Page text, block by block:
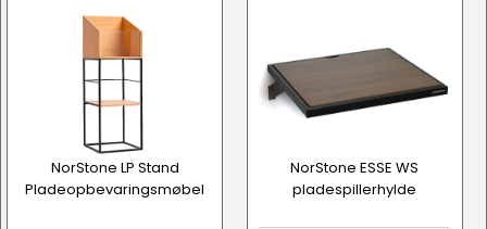
NorStone LP Stand
Pladeopbevaringsmøbel
NorStone ESSE WS
pladespillerhylde